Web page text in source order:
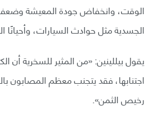
الوقت، وانخفاض جودة المعيشة وضعف
الجسدية مثل حوادث السيارات، وأحيانًا
يقول بيللينين: «من المثير للسخرية أن
اجتنابها، فقد يتجنب معظم المصابون
رخيص الثمن».